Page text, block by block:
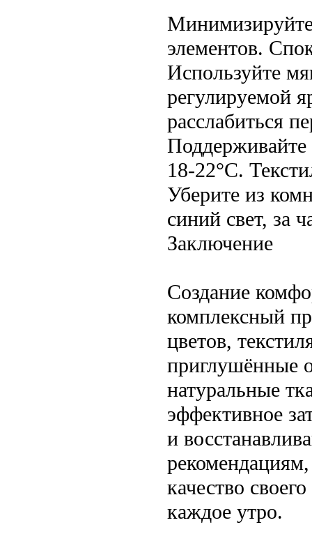
элементов.
Используйте
регулируемой
расслабиться
18-22°C.
Уберите из
синий свет, за
Заключение
Создание
комплексный
цветов,
приглушённые
натуральные
эффективное
и
качество
каждое утро.